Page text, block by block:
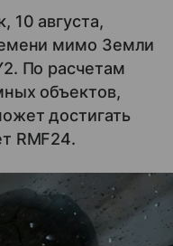
10 августа,
мимо Земли
По расчетам
объектов,
достигать
RMF24.